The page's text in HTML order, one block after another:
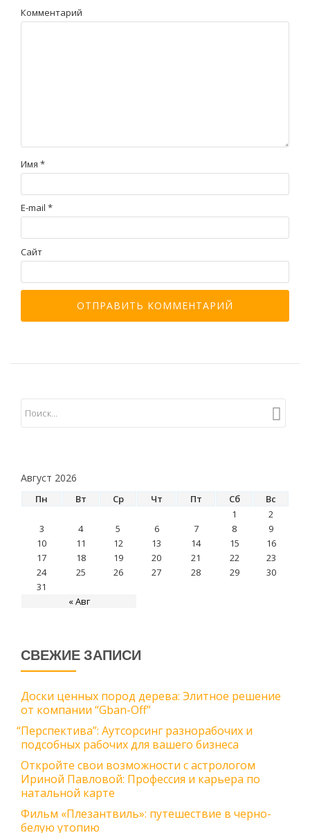
Комментарий
Имя *
E-mail *
Сайт
Август 2026
Пн Вт Ср Чт Пт Сб Вс
« Авг
1
2
3
4 5 6 7 8
9
10
11 12 13 14 15
16
17
18 19 20 21 22
23
24
25 26 27 28 29
30
31
СВЕЖИЕ ЗАПИСИ
Доски ценных пород дерева: Элитное решение
от компании “Gban-Off”
“Перспектива”: Аутсорсинг разнорабочих и
подсобных рабочих для вашего бизнеса
Откройте свои возможности с астрологом
Ириной Павловой: Профессия и карьера по
натальной карте
Фильм «Плезантвиль»: путешествие в черно-
белую утопию